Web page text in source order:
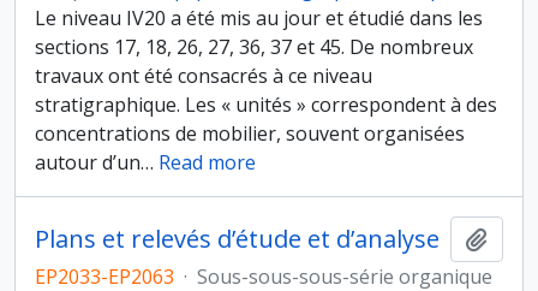
Le niveau IV20 a été mis au jour et étudié dans les
sections 17, 18, 26, 27, 36, 37 et 45. De nombreux
travaux ont été consacrés à ce niveau
stratigraphique. Les « unités » correspondent à des
concentrations de mobilier, souvent organisées
autour d’un… Read more
Plans et relevés d’étude et d’analyse
EP2033-EP2063 · Sous-sous-sous-série organique